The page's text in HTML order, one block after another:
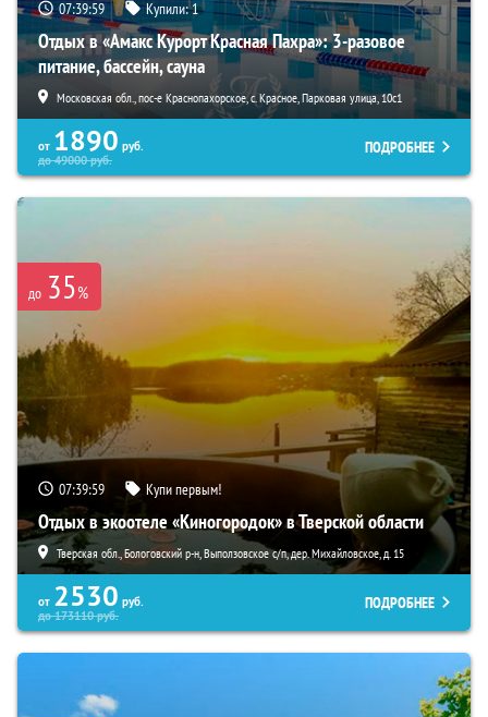
07:39:57 Купили:1
Отдых в «Амакс Курорт ‎Красная Пахра»: 3-разовое
питание, бассейн, сауна
Московская обл., пос-е Краснопахорское, с. Красное, Парковая улица, 10с1
от 1890 руб.
до49000руб.
ПОДРОБНЕЕ
до 35%
07:39:57 Купи первым!
Отдых в экоотеле «Киногородок» в Тверской области
Тверская обл., Бологовский р-н, Выползовское с/п, дер. Михайловское, д. 15
от 2530 руб.
до173110руб.
ПОДРОБНЕЕ